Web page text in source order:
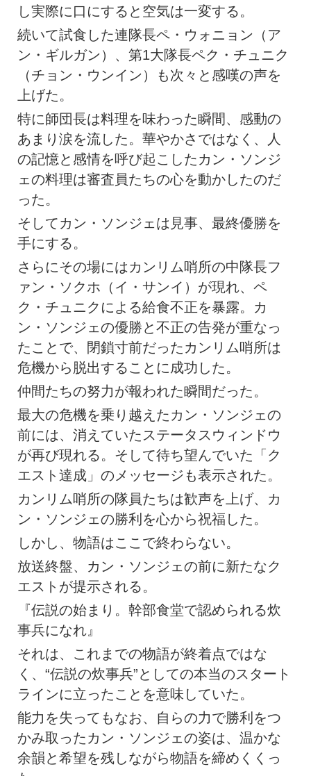
し実際に口にすると空気は一変する。
続いて試食した連隊長ペ・ウォニョン（ア
ン・ギルガン）、第1大隊長ペク・チュニク
（チョン・ウンイン）も次々と感嘆の声を
上げた。
特に師団長は料理を味わった瞬間、感動の
あまり涙を流した。華やかさではなく、人
の記憶と感情を呼び起こしたカン・ソンジ
ェの料理は審査員たちの心を動かしたのだ
った。
そしてカン・ソンジェは見事、最終優勝を
手にする。
さらにその場にはカンリム哨所の中隊長フ
ァン・ソクホ（イ・サンイ）が現れ、ペ
ク・チュニクによる給食不正を暴露。カ
ン・ソンジェの優勝と不正の告発が重なっ
たことで、閉鎖寸前だったカンリム哨所は
危機から脱出することに成功した。
仲間たちの努力が報われた瞬間だった。
最大の危機を乗り越えたカン・ソンジェの
前には、消えていたステータスウィンドウ
が再び現れる。そして待ち望んでいた「ク
エスト達成」のメッセージも表示された。
カンリム哨所の隊員たちは歓声を上げ、カ
ン・ソンジェの勝利を心から祝福した。
しかし、物語はここで終わらない。
放送終盤、カン・ソンジェの前に新たなク
エストが提示される。
『伝説の始まり。幹部食堂で認められる炊
事兵になれ』
それは、これまでの物語が終着点ではな
く、“伝説の炊事兵”としての本当のスタート
ラインに立ったことを意味していた。
能力を失ってもなお、自らの力で勝利をつ
かみ取ったカン・ソンジェの姿は、温かな
余韻と希望を残しながら物語を締めくくっ